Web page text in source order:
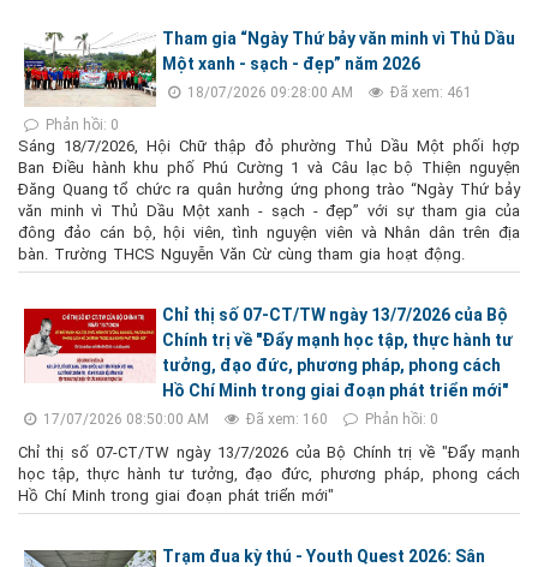
Tham gia “Ngày Thứ bảy văn minh vì Thủ Dầu
Một xanh - sạch - đẹp” năm 2026
18/07/2026 09:28:00 AM
Đã xem: 461
Phản hồi: 0
Sáng 18/7/2026, Hội Chữ thập đỏ phường Thủ Dầu Một phối hợp
Ban Điều hành khu phố Phú Cường 1 và Câu lạc bộ Thiện nguyện
Đăng Quang tổ chức ra quân hưởng ứng phong trào “Ngày Thứ bảy
văn minh vì Thủ Dầu Một xanh - sạch - đẹp” với sự tham gia của
đông đảo cán bộ, hội viên, tình nguyện viên và Nhân dân trên địa
bàn. Trường THCS Nguyễn Văn Cừ cùng tham gia hoạt động.
Chỉ thị số 07-CT/TW ngày 13/7/2026 của Bộ
Chính trị về "Đẩy mạnh học tập, thực hành tư
tưởng, đạo đức, phương pháp, phong cách
Hồ Chí Minh trong giai đoạn phát triển mới"
17/07/2026 08:50:00 AM Đã xem: 160 Phản hồi: 0
Chỉ thị số 07-CT/TW ngày 13/7/2026 của Bộ Chính trị về "Đẩy mạnh
học tập, thực hành tư tưởng, đạo đức, phương pháp, phong cách
Hồ Chí Minh trong giai đoạn phát triển mới"
Trạm đua kỳ thú - Youth Quest 2026: Sân